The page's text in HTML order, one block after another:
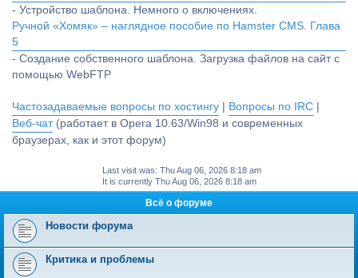
- Устройство шаблона. Немного о включениях.
Ручной «Хомяк» – наглядное пособие по Hamster CMS. Глава
5
- Создание собственного шаблона. Загрузка файлов на сайт с
помощью WebFTP
Частозадаваемые вопросы по хостингу Вопросы по IRC
Веб-чат(работает в Opera 10.63/Win98 и современных
браузерах, как и этот форум)
Last visit was: Thu Aug 06, 2026 8:18 am
It is currently Thu Aug 06, 2026 8:18 am
Всё о форуме
Новости форума
Критика и проблемы